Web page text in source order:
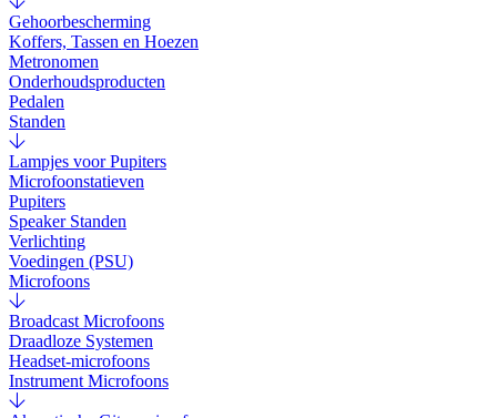
Gehoorbescherming
Koffers, Tassen en Hoezen
Metronomen
Onderhoudsproducten
Pedalen
Standen
Lampjes voor Pupiters
Microfoonstatieven
Pupiters
Speaker Standen
Verlichting
Voedingen (PSU)
Microfoons
Broadcast Microfoons
Draadloze Systemen
Headset-microfoons
Instrument Microfoons